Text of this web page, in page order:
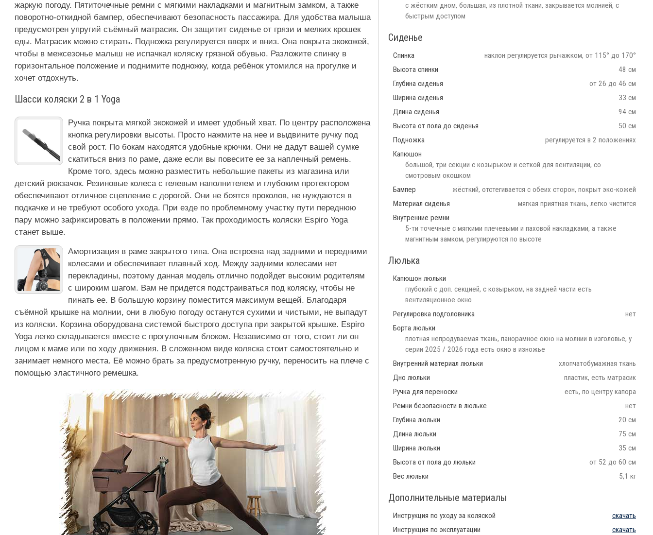
жаркую погоду. Пятиточечные ремни с мягкими накладками и магнитным замком, а также
поворотно-откидной бампер, обеспечивают безопасность пассажира. Для удобства малыша
предусмотрен упругий съёмный матрасик. Он защитит сиденье от грязи и мелких крошек
еды. Матрасик можно стирать. Подножка регулируется вверх и вниз. Она покрыта экокожей,
чтобы в межсезонье малыш не испачкал коляску грязной обувью. Разложите спинку в
горизонтальное положение и поднимите подножку, когда ребёнок утомился на прогулке и
хочет отдохнуть.
Шасси коляски 2 в 1 Yoga
Ручка покрыта мягкой экокожей и имеет удобный хват. По центру расположена
кнопка регулировки высоты. Просто нажмите на нее и выдвините ручку под
свой рост. По бокам находятся удобные крючки. Они не дадут вашей сумке
скатиться вниз по раме, даже если вы повесите ее за наплечный ремень.
Кроме того, здесь можно разместить небольшие пакеты из магазина или
детский рюкзачок. Резиновые колеса с гелевым наполнителем и глубоким протектором
обеспечивают отличное сцепление с дорогой. Они не боятся проколов, не нуждаются в
подкачке и не требуют особого ухода. При езде по проблемному участку пути переднюю
пару можно зафиксировать в положении прямо. Так проходимость коляски Espiro Yoga
станет выше.
Амортизация в раме закрытого типа. Она встроена над задними и передними
колесами и обеспечивает плавный ход. Между задними колесами нет
перекладины, поэтому данная модель отлично подойдет высоким родителям
с широким шагом. Вам не придется подстраиваться под коляску, чтобы не
пинать ее. В большую корзину поместится максимум вещей. Благодаря
съёмной крышке на молнии, они в любую погоду останутся сухими и чистыми, не выпадут
из коляски. Корзина оборудована системой быстрого доступа при закрытой крышке. Espiro
Yoga легко складывается вместе с прогулочным блоком. Независимо от того, стоит ли он
лицом к маме или по ходу движения. В сложенном виде коляска стоит самостоятельно и
занимает немного места. Её можно брать за предусмотренную ручку, переносить на плече с
помощью эластичного ремешка.
с жёстким дном, большая, из плотной ткани, закрывается молнией, с
быстрым доступом
Сиденье
Спинка
наклон регулируется рычажком, от 115° до 170°
Высота спинки
48 см
Глубина сиденья
от 26 до 46 см
Ширина сиденья
33 см
Длина сиденья
94 см
Высота от пола до сиденья
50 см
Подножка
регулируется в 2 положениях
Капюшон
большой, три секции с козырьком и сеткой для вентиляции, со
смотровым окошком
Бампер
жёсткий, отстегивается с обеих сторон, покрыт эко-кожей
Материал сиденья
мягкая приятная ткань, легко чистится
Внутренние ремни
5-ти точечные с мягкими плечевыми и паховой накладками, а также
магнитным замком, регулируются по высоте
Люлька
Капюшон люльки
глубокий с доп. секцией, с козырьком, на задней части есть
вентиляционное окно
Регулировка подголовника
нет
Борта люльки
плотная непродуваемая ткань, панорамное окно на молнии в изголовье, у
серии 2025 / 2026 года есть окно в изножье
Внутренний материал люльки
хлопчатобумажная ткань
Дно люльки
пластик, есть матрасик
Ручка для переноски
есть, по центру капора
Ремни безопасности в люльке
нет
Глубина люльки
20 см
Длина люльки
75 см
Ширина люльки
35 см
Высота от пола до люльки
от 52 до 60 см
Вес люльки
5,1 кг
Дополнительные материалы
Инструкция по уходу за коляской
скачать
Инструкция по эксплуатации
скачать